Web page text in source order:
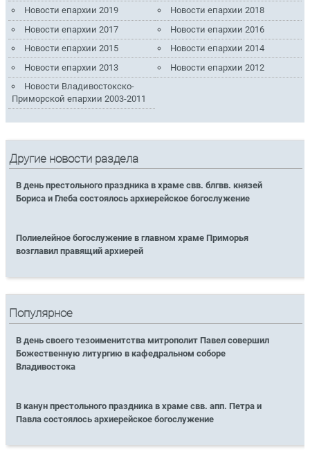
Новости епархии 2019
Новости епархии 2018
Новости епархии 2017
Новости епархии 2016
Новости епархии 2015
Новости епархии 2014
Новости епархии 2013
Новости епархии 2012
Новости Владивостокско-
Приморской епархии 2003-2011
Другие новости раздела
В день престольного праздника в храме свв. блгвв. князей
Бориса и Глеба состоялось архиерейское богослужение
Полиелейное богослужение в главном храме Приморья
возглавил правящий архиерей
Популярное
В день своего тезоименитства митрополит Павел совершил
Божественную литургию в кафедральном соборе
Владивостока
В канун престольного праздника в храме свв. апп. Петра и
Павла состоялось архиерейское богослужение